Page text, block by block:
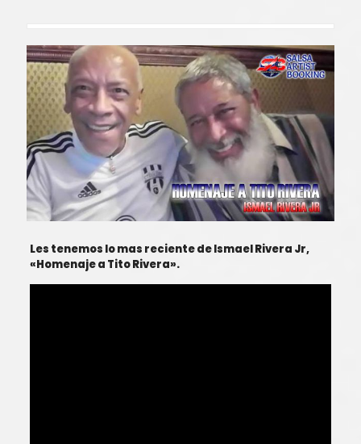
Les tenemos lo mas reciente de Ismael Rivera Jr,
«Homenaje a Tito Rivera».